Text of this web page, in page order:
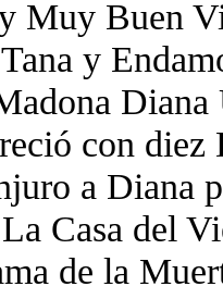
Muy Buen
y
Diana
con diez
a Diana
Casa del
de la